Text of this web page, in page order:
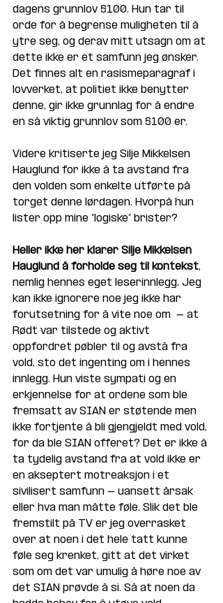
dagens grunnlov §100. Hun tar til
orde for å begrense muligheten til å
ytre seg, og derav mitt utsagn om at
dette ikke er et samfunn jeg ønsker.
Det finnes alt en rasismeparagraf i
lovverket, at politiet ikke benytter
denne, gir ikke grunnlag for å endre
en så viktig grunnlov som §100 er.
Videre kritiserte jeg Silje Mikkelsen
Hauglund for ikke å ta avstand fra
den volden som enkelte utførte på
torget denne lørdagen. Hvorpå hun
lister opp mine “logiske” brister?
Heller ikke her klarer Silje Mikkelsen
Hauglund å forholde seg til kontekst,
nemlig hennes eget leserinnlegg. Jeg
kan ikke ignorere noe jeg ikke har
forutsetning for å vite noe om  - at
Rødt var tilstede og aktivt
oppfordret pøbler til og avstå fra
vold, sto det ingenting om i hennes
innlegg. Hun viste sympati og en
erkjennelse for at ordene som ble
fremsatt av SIAN er støtende men
ikke fortjente å bli gjengjeldt med vold,
for da ble SIAN offeret? Det er ikke å
ta tydelig avstand fra at vold ikke er
en akseptert motreaksjon i et
sivilisert samfunn - uansett årsak
eller hva man måtte føle. Slik det ble
fremstilt på TV er jeg overrasket
over at noen i det hele tatt kunne
føle seg krenket, gitt at det virket
som om det var umulig å høre noe av
det SIAN prøvde å si. Så at noen da